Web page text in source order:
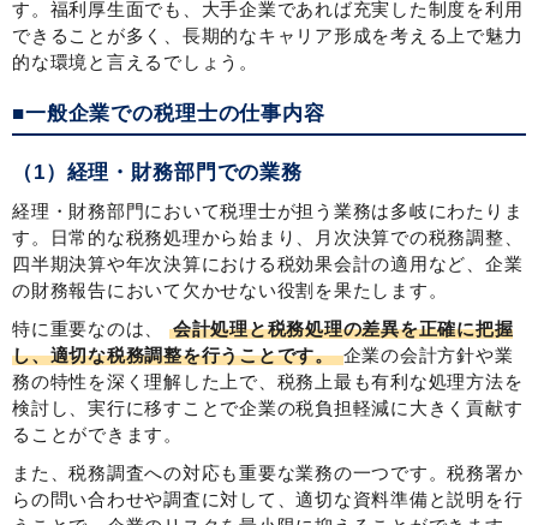
す。福利厚生面でも、大手企業であれば充実した制度を利用
できることが多く、長期的なキャリア形成を考える上で魅力
的な環境と言えるでしょう。
■一般企業での税理士の仕事内容
（1）経理・財務部門での業務
経理・財務部門において税理士が担う業務は多岐にわたりま
す。日常的な税務処理から始まり、月次決算での税務調整、
四半期決算や年次決算における税効果会計の適用など、企業
の財務報告において欠かせない役割を果たします。
特に重要なのは、
会計処理と税務処理の差異を正確に把握
し、適切な税務調整を行うことです。企業の会計方針や業
務の特性を深く理解した上で、税務上最も有利な処理方法を
検討し、実行に移すことで企業の税負担軽減に大きく貢献す
ることができます。
また、税務調査への対応も重要な業務の一つです。税務署か
らの問い合わせや調査に対して、適切な資料準備と説明を行